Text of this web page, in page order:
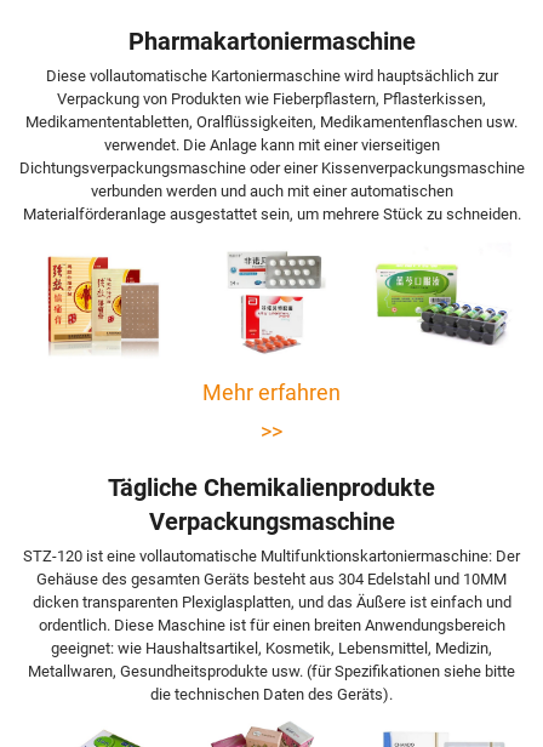
Pharmakartoniermaschine
Diese vollautomatische Kartoniermaschine wird hauptsächlich zur
Verpackung von Produkten wie Fieberpflastern, Pflasterkissen,
Medikamententabletten, Oralflüssigkeiten, Medikamentenflaschen usw.
verwendet. Die Anlage kann mit einer vierseitigen
Dichtungsverpackungsmaschine oder einer Kissenverpackungsmaschine
verbunden werden und auch mit einer automatischen
Materialförderanlage ausgestattet sein, um mehrere Stück zu schneiden.
Mehr erfahren
>>
Tägliche Chemikalienprodukte
Verpackungsmaschine
STZ-120 ist eine vollautomatische Multifunktionskartoniermaschine: Der
Gehäuse des gesamten Geräts besteht aus 304 Edelstahl und 10MM
dicken transparenten Plexiglasplatten, und das Äußere ist einfach und
ordentlich. Diese Maschine ist für einen breiten Anwendungsbereich
geeignet: wie Haushaltsartikel, Kosmetik, Lebensmittel, Medizin,
Metallwaren, Gesundheitsprodukte usw. (für Spezifikationen siehe bitte
die technischen Daten des Geräts).